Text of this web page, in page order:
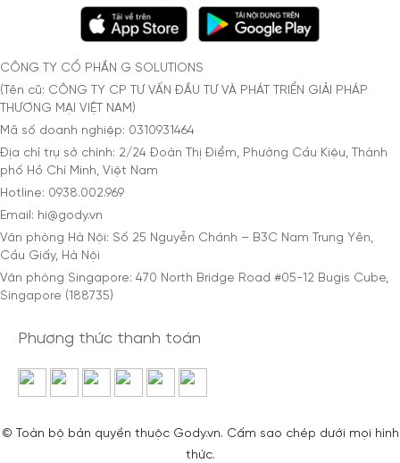
CÔNG TY CỔ PHẦN G SOLUTIONS
(Tên cũ: CÔNG TY CP TƯ VẤN ĐẦU TƯ VÀ PHÁT TRIỂN GIẢI PHÁP
THƯƠNG MẠI VIỆT NAM)
Mã số doanh nghiệp: 0310931464
Địa chỉ trụ sở chính: 2/24 Đoàn Thị Điểm, Phường Cầu Kiệu, Thành
phố Hồ Chí Minh, Việt Nam
Hotline: 0938.002.969
Email: hi@gody.vn
Văn phòng Hà Nội: Số 25 Nguyễn Chánh – B3C Nam Trung Yên,
Cầu Giấy, Hà Nội
Văn phòng Singapore: 470 North Bridge Road #05-12 Bugis Cube,
Singapore (188735)
Phương thức thanh toán
© Toàn bộ bản quyền thuộc Gody.vn. Cấm sao chép dưới mọi hình
thức.